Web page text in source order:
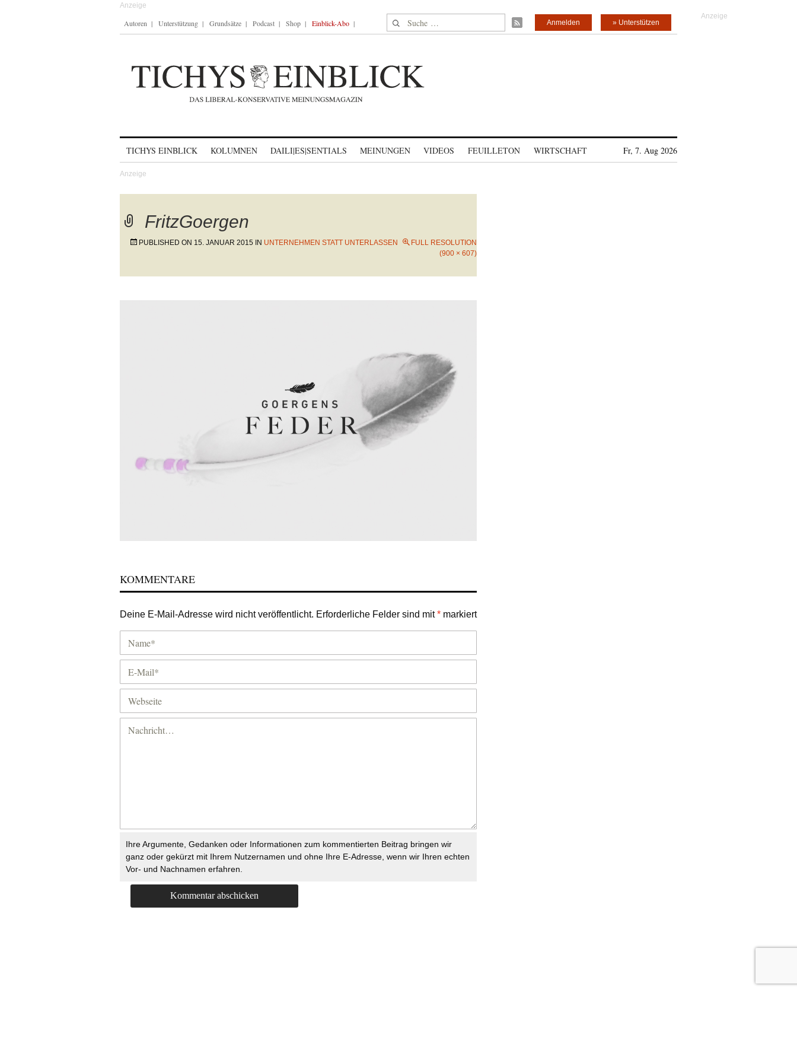
Autoren Unterstützung Grundsätze Podcast Shop Einblick-Abo Suche nach: » Unterstützen
Anmelden
TICHYS EINBLICK KOLUMNEN DAILI|ES|SENTIALS MEINUNGEN VIDEOS FEUILLETON WIRTSCHAFT Fr, 7. Aug 2026
FritzGoergen
PUBLISHED ON 15. JANUAR 2015 IN UNTERNEHMEN STATT UNTERLASSEN
FULL RESOLUTION
(900 × 607)
KOMMENTARE
Deine E-Mail-Adresse wird nicht veröffentlicht. Erforderliche Felder sind mit* markiert
Ihre Argumente, Gedanken oder Informationen zum kommentierten Beitrag bringen wir
ganz oder gekürzt mit Ihrem Nutzernamen und ohne Ihre E-Adresse, wenn wir Ihren echten
Vor- und Nachnamen erfahren.